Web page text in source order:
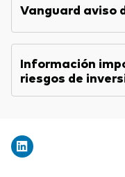
Vanguard aviso
Información
riesgos de